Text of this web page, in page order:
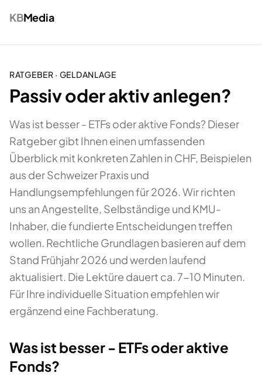
KBMedia
RATGEBER · GELDANLAGE
Passiv oder aktiv anlegen?
Was ist besser - ETFs oder aktive Fonds? Dieser
Ratgeber gibt Ihnen einen umfassenden
Überblick mit konkreten Zahlen in CHF, Beispielen
aus der Schweizer Praxis und
Handlungsempfehlungen für 2026. Wir richten
uns an Angestellte, Selbständige und KMU-
Inhaber, die fundierte Entscheidungen treffen
wollen. Rechtliche Grundlagen basieren auf dem
Stand Frühjahr 2026 und werden laufend
aktualisiert. Die Lektüre dauert ca. 7-10 Minuten.
Für Ihre individuelle Situation empfehlen wir
ergänzend eine Fachberatung.
Was ist besser - ETFs oder aktive
Fonds?